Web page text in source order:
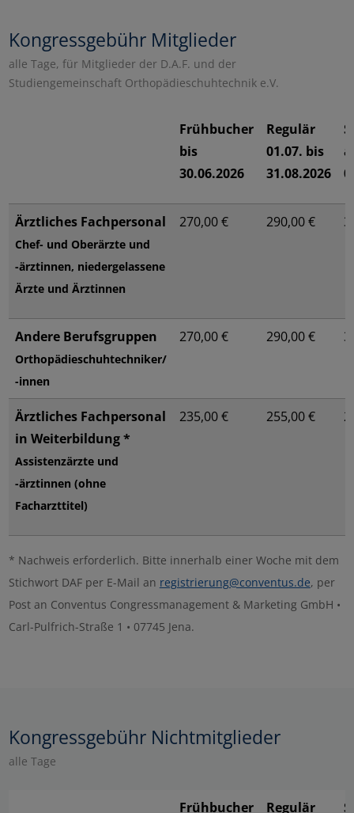
Kongressgebühr Mitglieder
alle Tage, für Mitglieder der D.A.F. und der
Studiengemeinschaft Orthopädieschuhtechnik e.V.
Frühbucher
bis
30.06.2026
Regulär
01.07. bis
31.08.2026
Ärztliches Fachpersonal
Chef- und Oberärzte und
-ärztinnen, niedergelassene
Ärzte und Ärztinnen
270,00 € 290,00 €
Andere Berufsgruppen
Orthopädieschuhtechniker/
-innen
270,00 € 290,00 €
Ärztliches Fachpersonal
in Weiterbildung *
Assistenzärzte und
-ärztinnen (ohne
Facharzttitel)
235,00 € 255,00 €
* Nachweis erforderlich. Bitte innerhalb einer Woche mit dem
Stichwort DAF per E-Mail an registrierung@conventus.de, per
Post an Conventus Congressmanagement & Marketing GmbH •
Carl-Pulfrich-Straße 1 • 07745 Jena.
Kongressgebühr Nichtmitglieder
alle Tage
Frühbucher
Regulär